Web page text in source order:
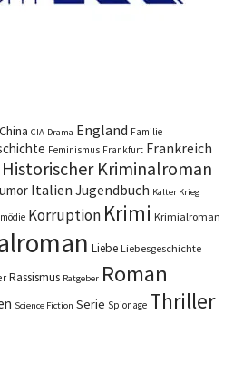
China CIA Drama England Familie
Feminismus Frankfurt Frankreich
Historischer Kriminalroman
Italien Jugendbuch Kalter Krieg
Korruption Krimi Krimialroman
Liebe Liebesgeschichte
Rassismus Ratgeber Roman
Science Fiction Serie Spionage Thriller